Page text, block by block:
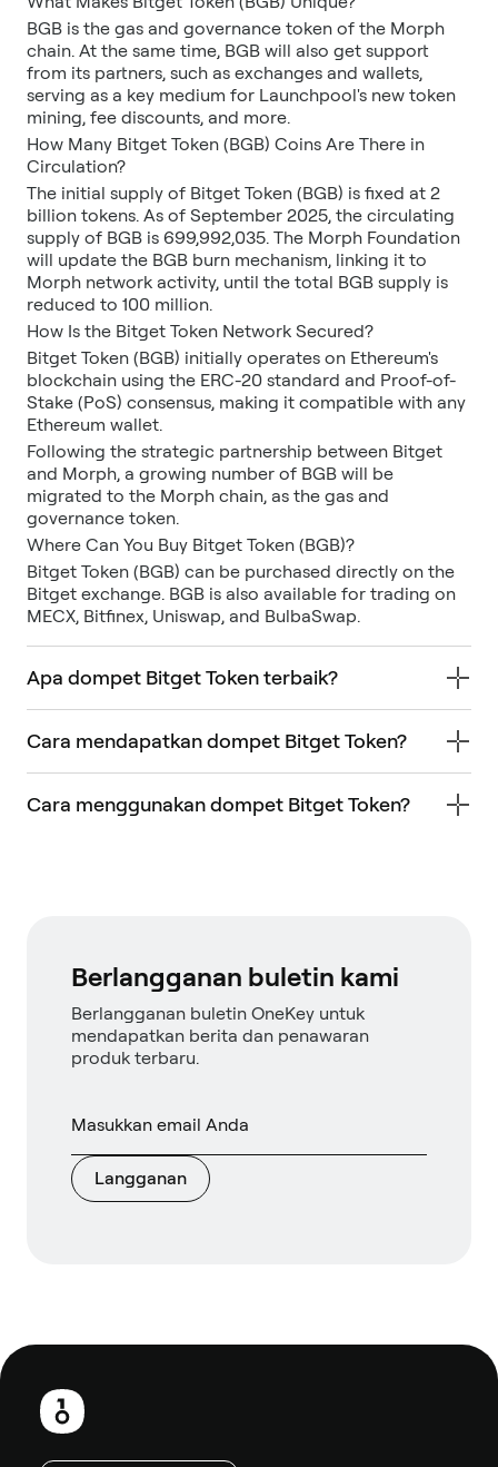
BGB is the gas and governance token of the Morph
chain. At the same time, BGB will also get support
from its partners, such as exchanges and wallets,
serving as a key medium for Launchpool's new token
mining, fee discounts, and more.
How Many Bitget Token (BGB) Coins Are There in
Circulation?
The initial supply of Bitget Token (BGB) is fixed at 2
billion tokens. As of September 2025, the circulating
supply of BGB is 699,992,035. The Morph Foundation
will update the BGB burn mechanism, linking it to
Morph network activity, until the total BGB supply is
reduced to 100 million.
How Is the Bitget Token Network Secured?
Bitget Token (BGB) initially operates on Ethereum's
blockchain using the ERC-20 standard and Proof-of-
Stake (PoS) consensus, making it compatible with any
Ethereum wallet.
Following the strategic partnership between Bitget
and Morph, a growing number of BGB will be
migrated to the Morph chain, as the gas and
governance token.
Where Can You Buy Bitget Token (BGB)?
Bitget Token (BGB) can be purchased directly on the
Bitget exchange. BGB is also available for trading on
MECX, Bitfinex, Uniswap, and BulbaSwap.
Apa dompet Bitget Token terbaik?
Cara mendapatkan dompet Bitget Token?
Cara menggunakan dompet Bitget Token?
Berlangganan buletin kami
Berlangganan buletin OneKey untuk
mendapatkan berita dan penawaran
produk terbaru.
Langganan
Catatan
kaki